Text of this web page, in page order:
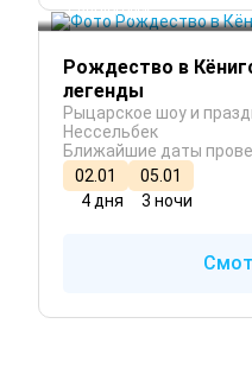
Светлогорск
Рождество в
легенды
Рыцарское шоу и
Нессельбек
Ближайшие даты
02.01
05.01
4 дня
3 ночи